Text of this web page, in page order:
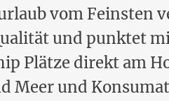
vom Feinsten
und punktet
Plätze direkt am
Meer und